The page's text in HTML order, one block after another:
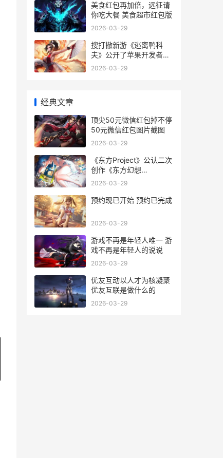
美食红包再加倍，远征请
你吃大餐 美食超市红包版
2026-03-29
搜打撤新游《逃离鸭科
夫》公开了苹果开发者大
会 逃salt
2026-03-29
经典文章
顶尖50元微信红包掉不停
50元微信红包图片截图
2026-03-29
《东方Project》公认二次
创作《东方幻想
ECLIPSE》7月23日正式
2026-03-29
预约现已开始 预约已完成
2026-03-29
游戏不再是年轻人唯一 游
戏不再是年轻人的说说
2026-03-29
优友互动以人才为核凝聚
优友互联是做什么的
2026-03-29